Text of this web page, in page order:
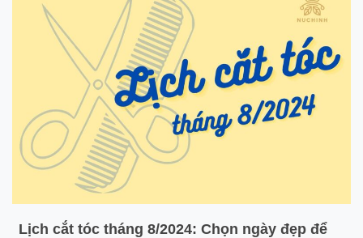
Lịch cắt tóc tháng 8/2024: Chọn ngày đẹp để